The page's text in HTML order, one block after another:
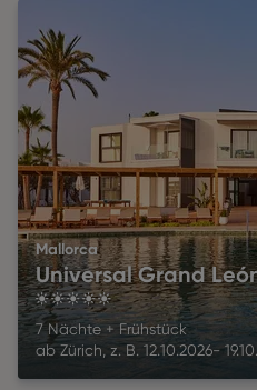
Mallorca
Universal Grand
5
7 Nächte + Frühstück
ab Zürich, z. B. 12.10.2026-